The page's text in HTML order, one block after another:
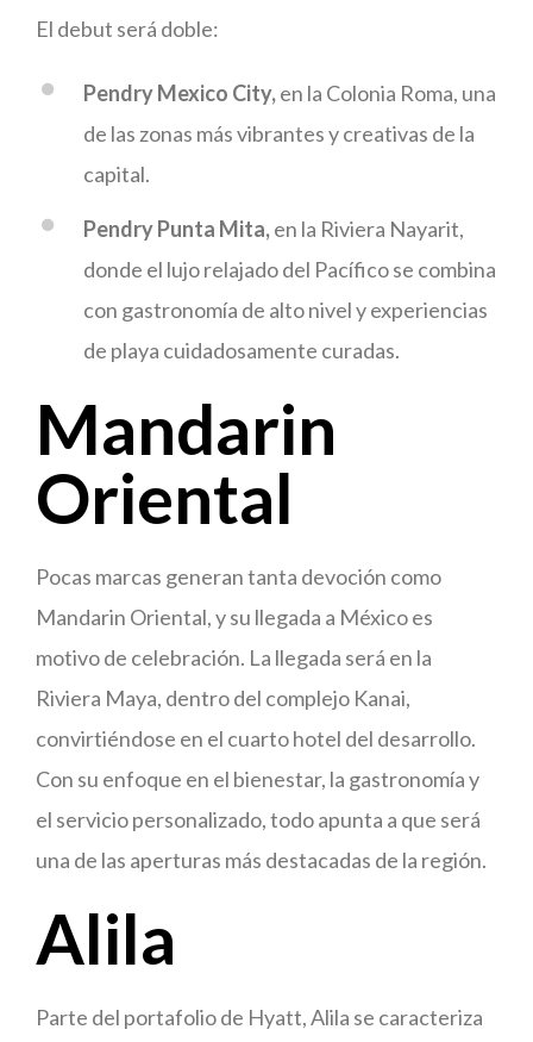
El debut será doble:
Pendry Mexico City,en la Colonia Roma, una
de las zonas más vibrantes y creativas de la
capital.
Pendry Punta Mita,en la Riviera Nayarit,
donde el lujo relajado del Pacífico se combina
con gastronomía de alto nivel y experiencias
de playa cuidadosamente curadas.
Mandarin
Oriental
Pocas marcas generan tanta devoción como
Mandarin Oriental, y su llegada a México es
motivo de celebración. La llegada será en la
Riviera Maya, dentro del complejo Kanai,
convirtiéndose en el cuarto hotel del desarrollo.
Con su enfoque en el bienestar, la gastronomía y
el servicio personalizado, todo apunta a que será
una de las aperturas más destacadas de la región.
Alila
Parte del portafolio de Hyatt, Alila se caracteriza